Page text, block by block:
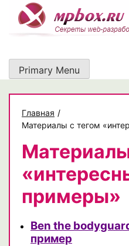
content
Primary Menu
Главная /
Материалы с тегом
примеры»
Ben the
пример